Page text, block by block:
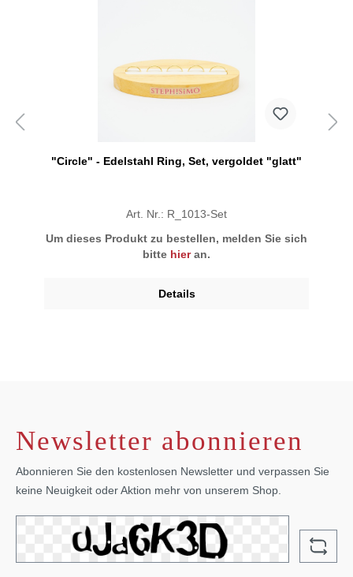
"Circle" - Edelstahl Ring, Set, vergoldet "glatt"
Art. Nr.: R_1013-Set
Um dieses Produkt zu bestellen, melden Sie sich
bitte hieran.
Details
Newsletter abonnieren
Abonnieren Sie den kostenlosen Newsletter und verpassen Sie
keine Neuigkeit oder Aktion mehr von unserem Shop.